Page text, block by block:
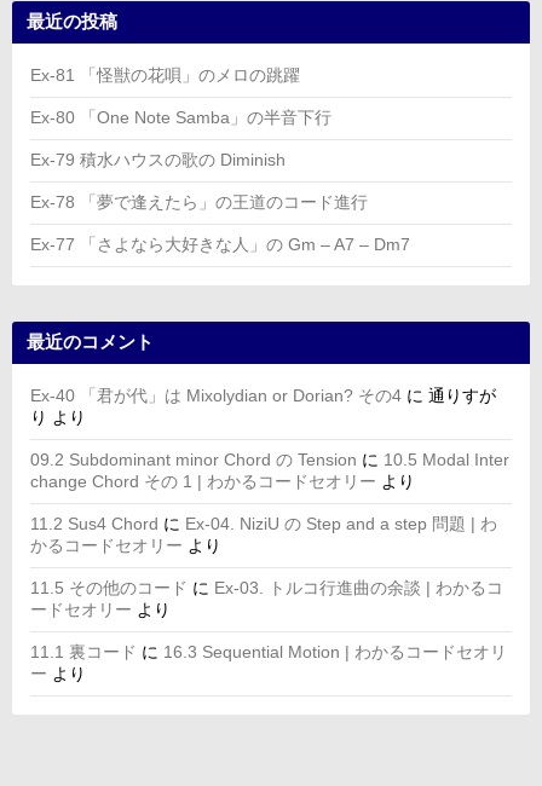
最近の投稿
Ex-81 「怪獣の花唄」のメロの跳躍
Ex-80 「One Note Samba」の半音下行
Ex-79 積水ハウスの歌の Diminish
Ex-78 「夢で逢えたら」の王道のコード進行
Ex-77 「さよなら大好きな人」の Gm – A7 – Dm7
最近のコメント
Ex-40 「君が代」は Mixolydian or Dorian? その4 に 通りすが
り より
09.2 Subdominant minor Chord の Tension に 10.5 Modal Inter
change Chord その 1 | わかるコードセオリー より
11.2 Sus4 Chord に Ex-04. NiziU の Step and a step 問題 | わ
かるコードセオリー より
11.5 その他のコード に Ex-03. トルコ行進曲の余談 | わかるコ
ードセオリー より
11.1 裏コード に 16.3 Sequential Motion | わかるコードセオリ
ー より